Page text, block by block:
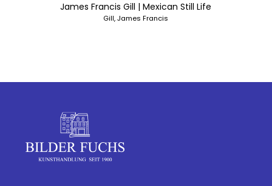
James Francis Gill | Mexican Still Life
Gill, James Francis